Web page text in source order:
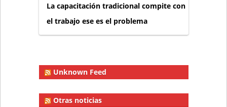
La capacitación tradicional compite con
el trabajo ese es el problema
Unknown Feed
Otras noticias